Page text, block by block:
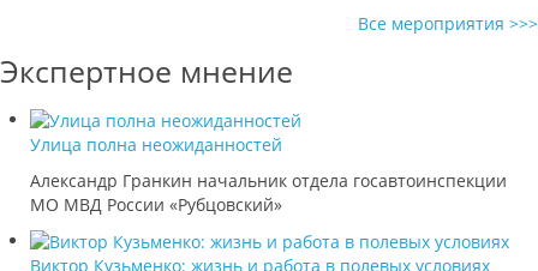
Все мероприятия >>>
Экспертное мнение
Улица полна неожиданностей
Александр Гранкин начальник отдела госавтоинспекции
МО МВД России «Рубцовский»
Виктор Кузьменко: жизнь и работа в полевых условиях